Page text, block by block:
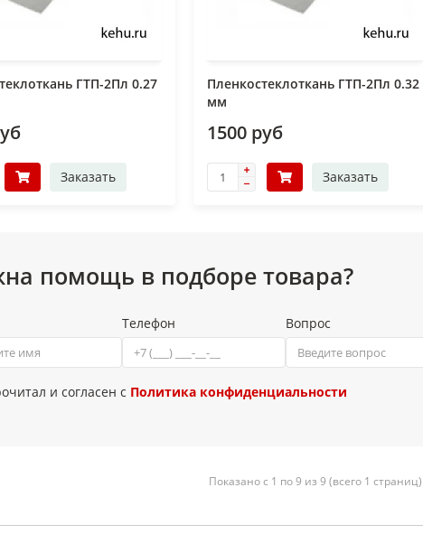
ГТП-2Пл 0.27
Заказать
Пленкостеклоткань ГТП-2Пл 0.32
мм
1500 руб
Заказать
помощь в подборе товара?
Телефон
Вопрос
и согласен с Политика конфиденциальности
Показано с 1 по 9 из 9 (всего 1 страниц)